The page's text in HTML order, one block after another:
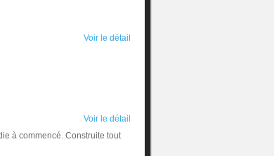
Voir le détail
Voir le détail
à commencé. Construite tout